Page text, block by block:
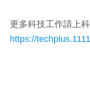
更多科技工作請上科
https://